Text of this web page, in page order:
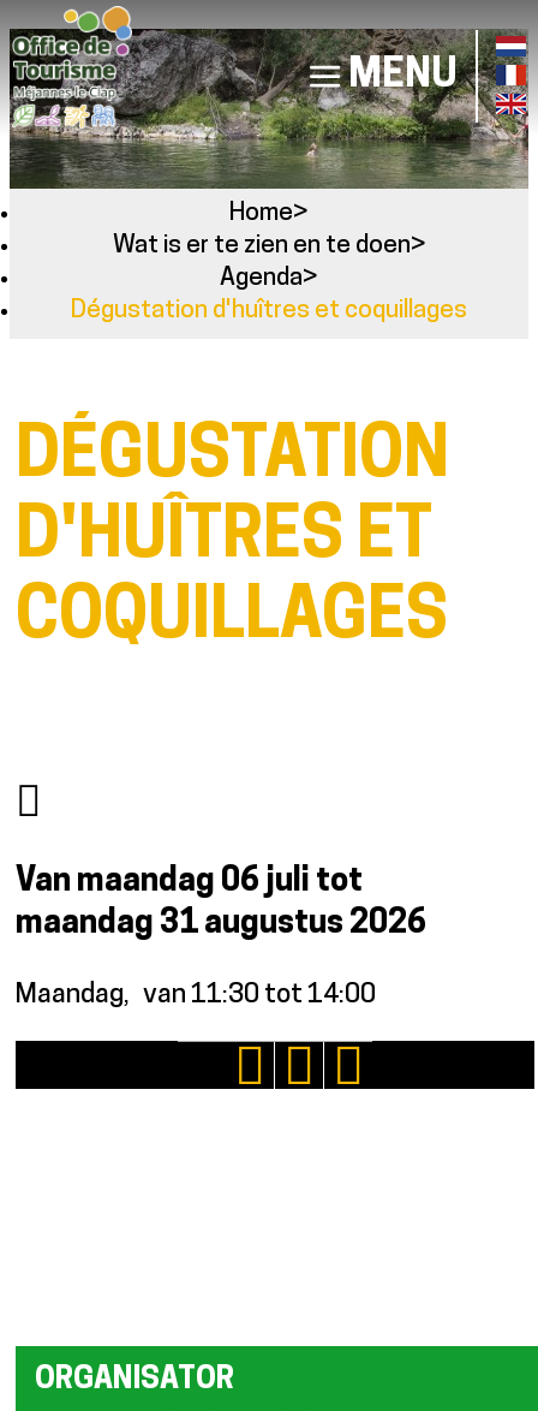
MENU
Home>
Wat is er te zien en te doen>
Agenda>
Dégustation d'huîtres et coquillages
DÉGUSTATION
D'HUÎTRES ET
COQUILLAGES
Van maandag 06 juli tot
maandag 31 augustus 2026
Maandag van 11:30 tot 14:00
ORGANISATOR